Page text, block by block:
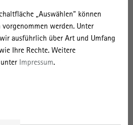
„Auswählen“ können
werden. Unter
ausführlich über Art und Umfang
Ihre Rechte. Weitere
Impressum.
Schulprojekte und die interessierte
Noch immer ist der allergrößte Teil
Sammlungen nicht
Anfang ist gemacht und
mehr Materialien auch digital zur
„Zeitgeschichte und